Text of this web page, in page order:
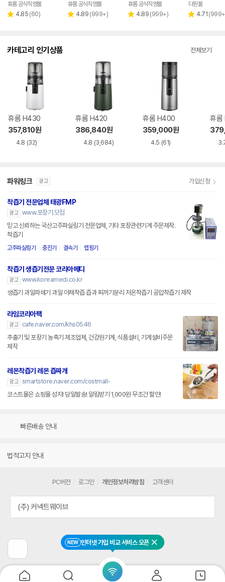
NEW 인터넷 가입 비교 서비스 오픈 닫기
휴롬 공식직영몰
별 4.85 리
(60)
휴롬 공식직영몰
별 4.89 리
(999+)
휴롬 공식직영몰
별 4.89 리
(999+)
다원몰
별 4.71 리
(999+
카테고리 인기상품 전체보기
휴롬 H430
357,810원
4.8 (32)
휴롬 H420
386,840원
4.8 (3,684)
휴롬 H400
359,000원
4.5 (61)
휴롬
파워링크 광고 가입신청
착즙기 전문업체 태광FMP
광고 www.포장기.닷컴
믿고 신뢰하는 국산고주파실링기 전문업체, 기타 포장관련기계 주문제작.
착즙기
고주파실링기 충진기 결속기 랩핑기
착즙기 생즙기전문 코리아메디
광고 www.koreamedi.co.kr
생즙기 과일파쇄기 과일 야채착즙 즙과 찌꺼기분리 저온착즙기 공압착즙기 제작
라임코리아팩
광고
cafe.naver.com/khs0546
추출기 및 포장기 농축기 제조업체, 건강원기계, 식품설비, 기계설비주문
제작
레몬착즙기 레몬 즙짜개
광고 smartstore.naver.com/costmall-
코스트몰은 쇼핑몰 성지! 당일발송! 알림받기 1,000원 무조건 할인!
빠른배송 안내
법적고지 안내
전
페
이
지
PC버전 로그인 개인정보처리방침 고객센터
(주) 커넥트웨이브